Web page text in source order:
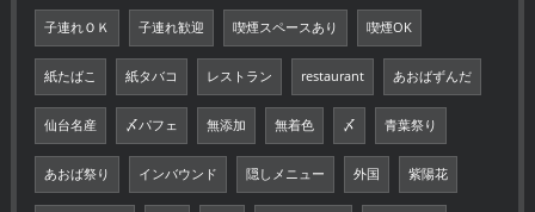
子連れＯＫ 子連れ歓迎 喫煙スペースあり 喫煙OK
紙たばこ 紙タバコ レストラン restaurant あおばずんだ
仙台名産 〆パフェ 無添加 無着色 〆 青葉祭り
あおば祭り インバウンド 隠しメニュー 外国 紫陽花